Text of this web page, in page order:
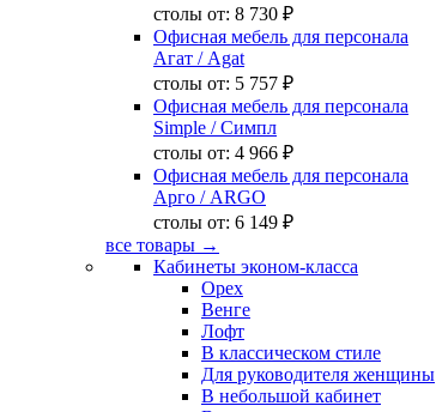
столы от: 8 730 ₽
Офисная мебель для персонала
Агат / Agat
столы от: 5 757 ₽
Офисная мебель для персонала
Simple / Симпл
столы от: 4 966 ₽
Офисная мебель для персонала
Арго / ARGO
столы от: 6 149 ₽
все товары →
Кабинеты эконом-класса
Орех
Венге
Лофт
В классическом стиле
Для руководителя женщины
В небольшой кабинет